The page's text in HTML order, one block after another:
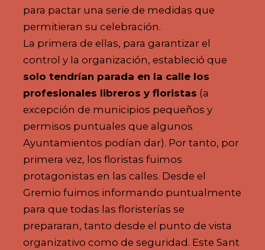
para pactar una serie de medidas que
permitieran su celebración.
La primera de ellas, para garantizar el
control y la organización, estableció que
solo tendrían parada en la calle los
profesionales libreros y floristas (a
excepción de municipios pequeños y
permisos puntuales que algunos
Ayuntamientos podían dar). Por tanto, por
primera vez, los floristas fuimos
protagonistas en las calles. Desde el
Gremio fuimos informando puntualmente
para que todas las floristerías se
prepararan, tanto desde el punto de vista
organizativo como de seguridad. Este Sant